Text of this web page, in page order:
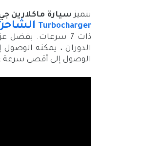
تتميز سيارة ماكلارين جي تي
Turbocharger
الوصول إلى أقصى سرعة عند 326 كم / ساعة (203 ميل في